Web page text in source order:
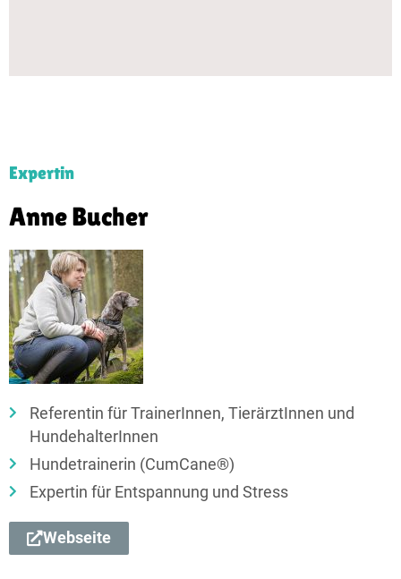
Expertin
Anne Bucher
Referentin für TrainerInnen, TierärztInnen und
HundehalterInnen
Hundetrainerin (CumCane®)
Expertin für Entspannung und Stress
Webseite